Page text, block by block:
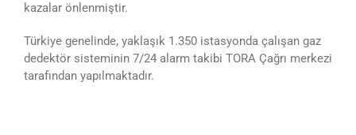
kazalar önlenmiştir.
Türkiye genelinde, yaklaşık 1.350 istasyonda çalışan gaz
dedektör sisteminin 7/24 alarm takibi TORA Çağrı merkezi
tarafından yapılmaktadır.